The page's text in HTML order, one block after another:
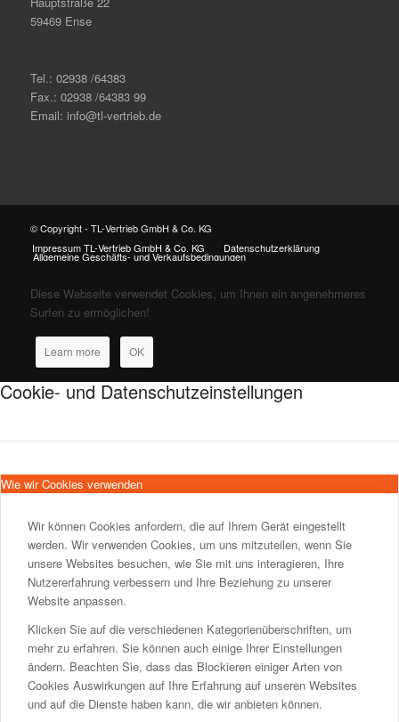
59469 Ense
Tel.: 02938 /64383
Fax.: 02938 /64383 99
Email: info@tl-vertrieb.de
© Copyright - TL-Vertrieb GmbH & Co. KG
Impressum TL-Vertrieb GmbH & Co. KG
Datenschutzerklärung
Allgemeine Geschäfts- und Verkaufsbedingungen
Diese Webseite verwendet Cookies, um Ihnen ein angenehmeres
Surfen zu ermöglichen!
Learn more OK
Cookie- und Datenschutzeinstellungen
Wie wir Cookies verwenden
Wir können Cookies anfordern, die auf Ihrem Gerät eingestellt
werden. Wir verwenden Cookies, um uns mitzuteilen, wenn Sie
unsere Websites besuchen, wie Sie mit uns interagieren, Ihre
Nutzererfahrung verbessern und Ihre Beziehung zu unserer
Website anpassen.
Klicken Sie auf die verschiedenen Kategorienüberschriften, um
mehr zu erfahren. Sie können auch einige Ihrer Einstellungen
ändern. Beachten Sie, dass das Blockieren einiger Arten von
Cookies Auswirkungen auf Ihre Erfahrung auf unseren Websites
und auf die Dienste haben kann, die wir anbieten können.